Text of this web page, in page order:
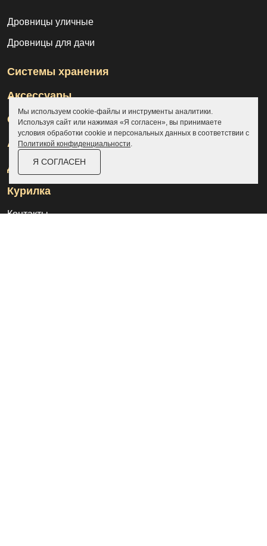
Дровницы уличные
Дровницы для дачи
Системы хранения
Аксессуары
Склады
Ангары
Дровницы
Курилка
Контакты
Мы используем cookie-файлы и инструменты аналитики.
Используя сайт или нажимая «Я согласен», вы принимаете
условия обработки cookie и персональных данных в соответствии с
Политикой конфиденциальности.
Я СОГЛАСЕН